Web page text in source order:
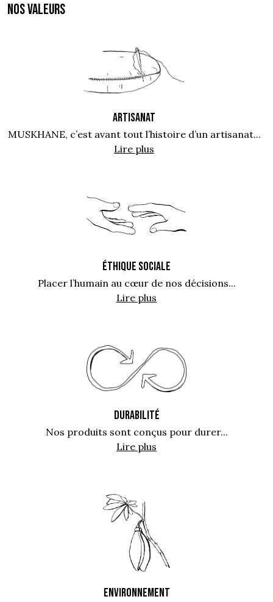
NOS VALEURS
ARTISANAT
MUSKHANE, c’est avant tout l’histoire d’un artisanat...
Lire plus
ÉTHIQUE SOCIALE
Placer l’humain au cœur de nos décisions...
Lire plus
DURABILITÉ
Nos produits sont conçus pour durer...
Lire plus
ENVIRONNEMENT